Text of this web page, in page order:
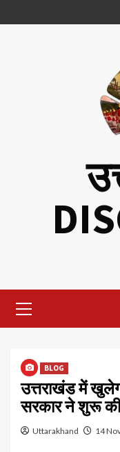
to
Menu
BLOG
उत्तराखंड में
सरकार ने शुरू की
Uttarakhand 14